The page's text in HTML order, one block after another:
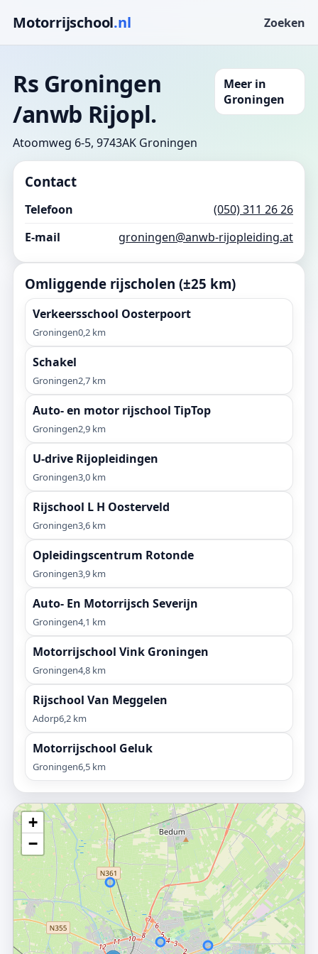
Motorrijschool.nl Zoeken
Rs Groningen
/anwb Rijopl.
Atoomweg 6-5, 9743AK Groningen
Meer in
Groningen
Contact
Telefoon
(050) 311 26 26
E-mail
groningen@anwb-rijopleiding.at
Omliggende rijscholen (±25 km)
Verkeersschool Oosterpoort
Groningen0,2 km
Schakel
Groningen2,7 km
Auto- en motor rijschool TipTop
Groningen2,9 km
U-drive Rijopleidingen
Groningen3,0 km
Rijschool L H Oosterveld
Groningen3,6 km
Opleidingscentrum Rotonde
Groningen3,9 km
Auto- En Motorrijsch Severijn
Groningen4,1 km
Motorrijschool Vink Groningen
Groningen4,8 km
Rijschool Van Meggelen
Adorp6,2 km
Motorrijschool Geluk
Groningen6,5 km
+
−